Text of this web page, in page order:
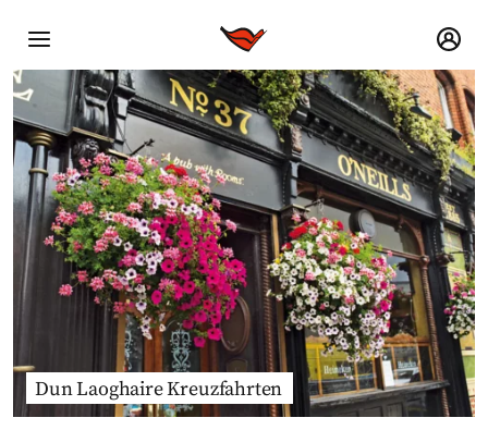
Dun Laoghaire Kreuzfahrten